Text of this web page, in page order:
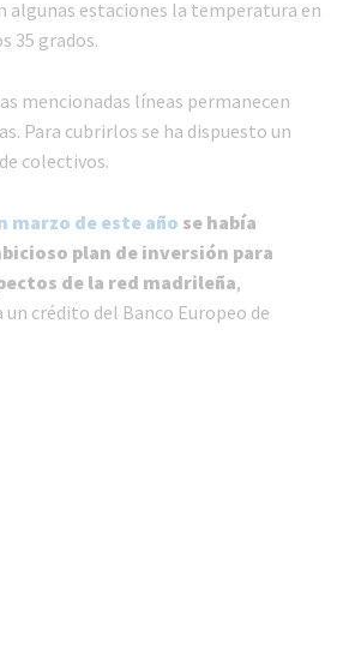
algunas estaciones la temperatura en
35 grados.
mencionadas líneas permanecen
Para cubrirlos se ha dispuesto un
colectivos.
marzo de este año se había
plan de inversión para
de la red madrileña,
crédito del Banco Europeo de